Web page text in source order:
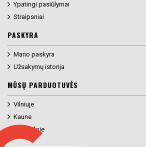
Ypatingi pasiūlymai
Straipsniai
PASKYRA
Mano paskyra
Užsakymų istorija
MŪSŲ PARDUOTUVĖS
Vilniuje
Kaune
Klaipėdoje